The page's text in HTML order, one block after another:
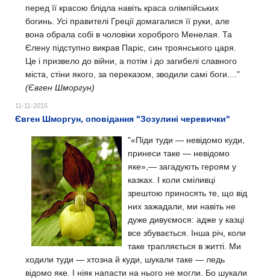
перед її красою блідла навіть краса олімпійських
богинь. Усі правителі Греції домагалися її руки, але
вона обрала собі в чоловіки хороброго Менелая. Та
Єлену підступно викрав Паріс, син троянського царя.
Це і призвело до війни, а потім і до загибелі славного
міста, стіни якого, за переказом, зводили самі боги...."
(Євген Шморгун)
11-11-2015
Євген Шморгун, оповідання "Зозулині черевички"
"«Піди туди — невідомо куди,
принеси таке — невідомо
яке»,— загадують героям у
казках. І коли сміливці
зрештою приносять те, що від
них зажадали, ми навіть не
дуже дивуємося: адже у казці
все збувається. Інша річ, коли
таке трапляється в житті. Ми
ходили туди — хтозна й куди, шукали таке — ледь
відомо яке. І ніяк напасти на нього не могли. Бо шукали